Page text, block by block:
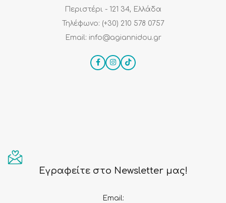
Περιστέρι - 121 34, Ελλάδα
Τηλέφωνο: (+30) 210 578 0757
Email: info@agiannidou.gr
Εγραφείτε στο Newsletter μας!
Email: